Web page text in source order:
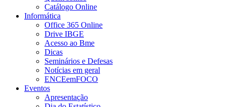
Catálogo Online
Informática
Office 365 Online
Drive IBGE
Acesso ao Bme
Dicas
Seminários e Defesas
Notícias em geral
ENCEemFOCO
Eventos
Apresentação